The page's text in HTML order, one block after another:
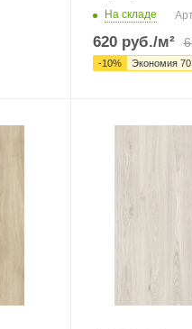
На складе
620руб./м²
-10% Экономия 70